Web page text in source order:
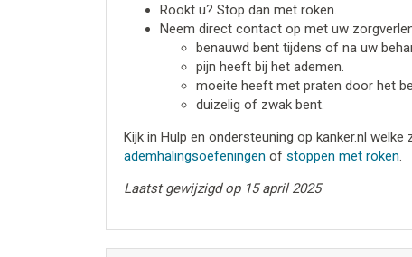
Rookt u? Stop dan met roken.
Neem direct contact op met uw
benauwd bent tijdens of na uw
pijn heeft bij het ademen.
moeite heeft met praten door het
duizelig of zwak bent.
Kijk in Hulp en ondersteuning op kanker.nl
ademhalingsoefeningen of stoppen met roken.
Laatst gewijzigd op 15 april 2025